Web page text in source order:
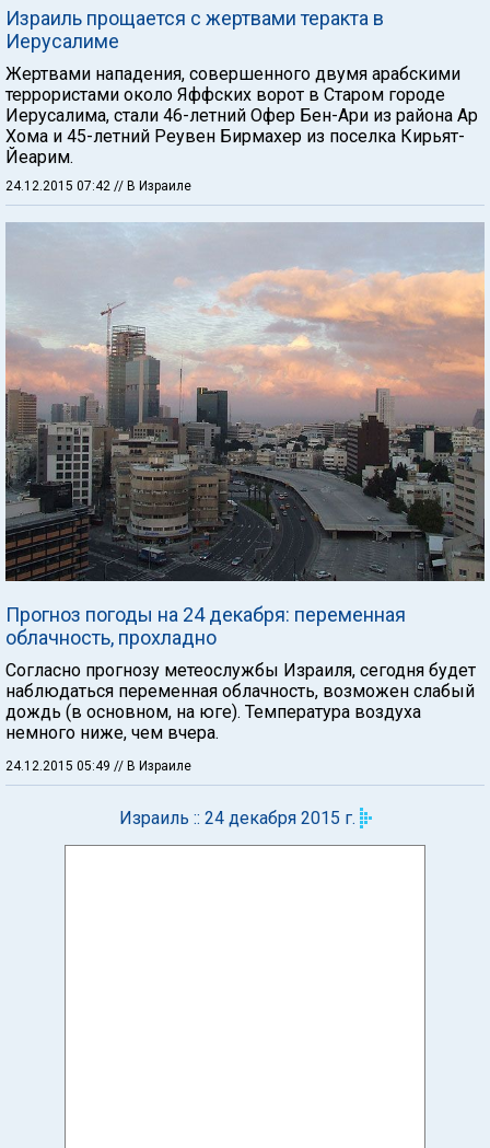
Израиль прощается с жертвами теракта в
Иерусалиме
Жертвами нападения, совершенного двумя арабскими
террористами около Яффских ворот в Старом городе
Иерусалима, стали 46-летний Офер Бен-Ари из района Ар
Хома и 45-летний Реувен Бирмахер из поселка Кирьят-
Йеарим.
24.12.2015 07:42 // В Израиле
Прогноз погоды на 24 декабря: переменная
облачность, прохладно
Согласно прогнозу метеослужбы Израиля, сегодня будет
наблюдаться переменная облачность, возможен слабый
дождь (в основном, на юге). Температура воздуха
немного ниже, чем вчера.
24.12.2015 05:49 // В Израиле
Израиль :: 24 декабря 2015 г.